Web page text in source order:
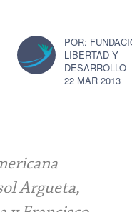
LIBERTAD Y
DESARROLLO
22 MAR 2013
Argueta,